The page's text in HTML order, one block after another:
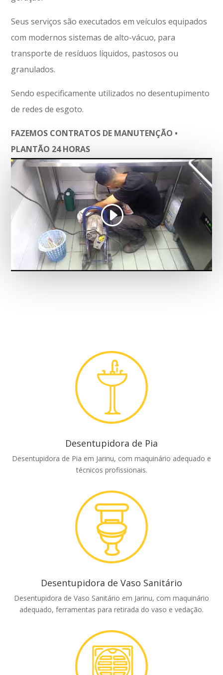
Seus serviços são executados em veículos equipados
com modernos sistemas de alto-vácuo, para
transporte de resíduos líquidos, pastosos ou
granulados.
Sendo especificamente utilizados no desentupimento
de redes de esgoto.
FAZEMOS CONTRATOS DE MANUTENÇÃO •
PLANTÃO 24 HORAS
Desentupidora de Pia
Desentupidora de Pia em Jarinu, com maquinário adequado e
técnicos profissionais.
Desentupidora de Vaso Sanitário
Desentupidora de Vaso Sanitário em Jarinu, com maquinário
adequado, ferramentas para retirada do vaso e vedação.